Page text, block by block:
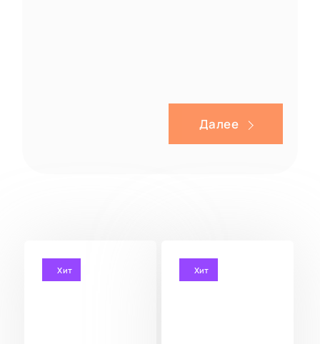
Далее
Хит Хит